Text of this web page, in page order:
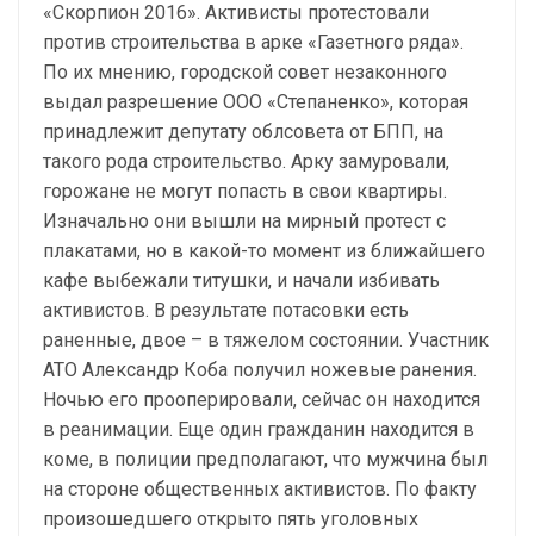
«Скорпион 2016». Активисты протестовали
против строительства в арке «Газетного ряда».
По их мнению, городской совет незаконного
выдал разрешение ООО «Степаненко», которая
принадлежит депутату облсовета от БПП, на
такого рода строительство. Арку замуровали,
горожане не могут попасть в свои квартиры.
Изначально они вышли на мирный протест с
плакатами, но в какой-то момент из ближайшего
кафе выбежали титушки, и начали избивать
активистов. В результате потасовки есть
раненные, двое – в тяжелом состоянии. Участник
АТО Александр Коба получил ножевые ранения.
Ночью его прооперировали, сейчас он находится
в реанимации. Еще один гражданин находится в
коме, в полиции предполагают, что мужчина был
на стороне общественных активистов. По факту
произошедшего открыто пять уголовных